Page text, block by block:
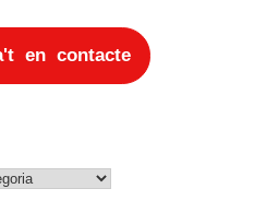
en contacte